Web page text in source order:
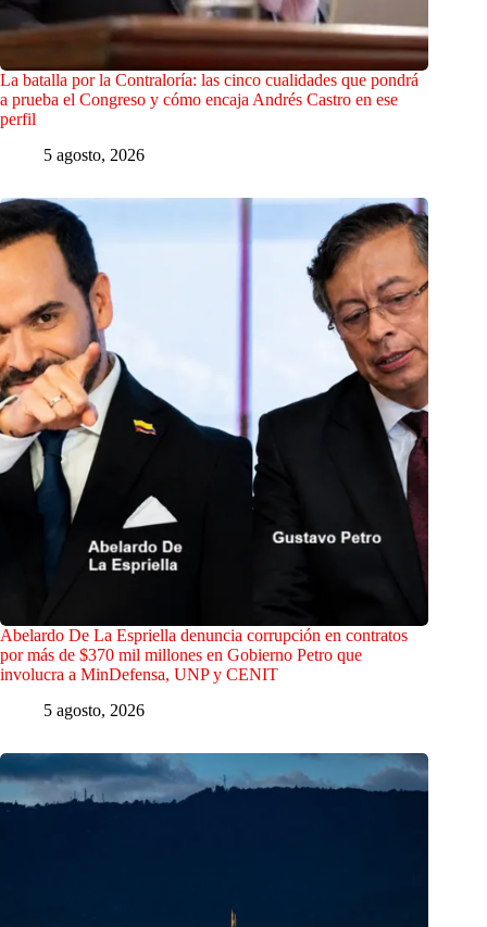
La batalla por la Contraloría: las cinco cualidades que pondrá
a prueba el Congreso y cómo encaja Andrés Castro en ese
perfil
5 agosto, 2026
Abelardo De La Espriella denuncia corrupción en contratos
por más de $370 mil millones en Gobierno Petro que
involucra a MinDefensa, UNP y CENIT
5 agosto, 2026